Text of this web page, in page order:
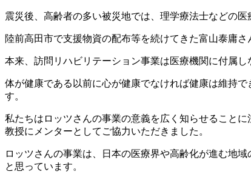
震災後、高齢者の多い被災地では、理学療法士などの
陸前高田市で支援物資の配布等を続けてきた富山泰庸
本来、訪問リハビリテーション事業は医療機関に付属
体が健康である以前に心が健康でなければ健康は維持
す。
私たちはロッツさんの事業の意義を広く知らせること
教授にメンターとしてご協力いただきました。
ロッツさんの事業は、日本の医療界や高齢化が進む地
と思っています。